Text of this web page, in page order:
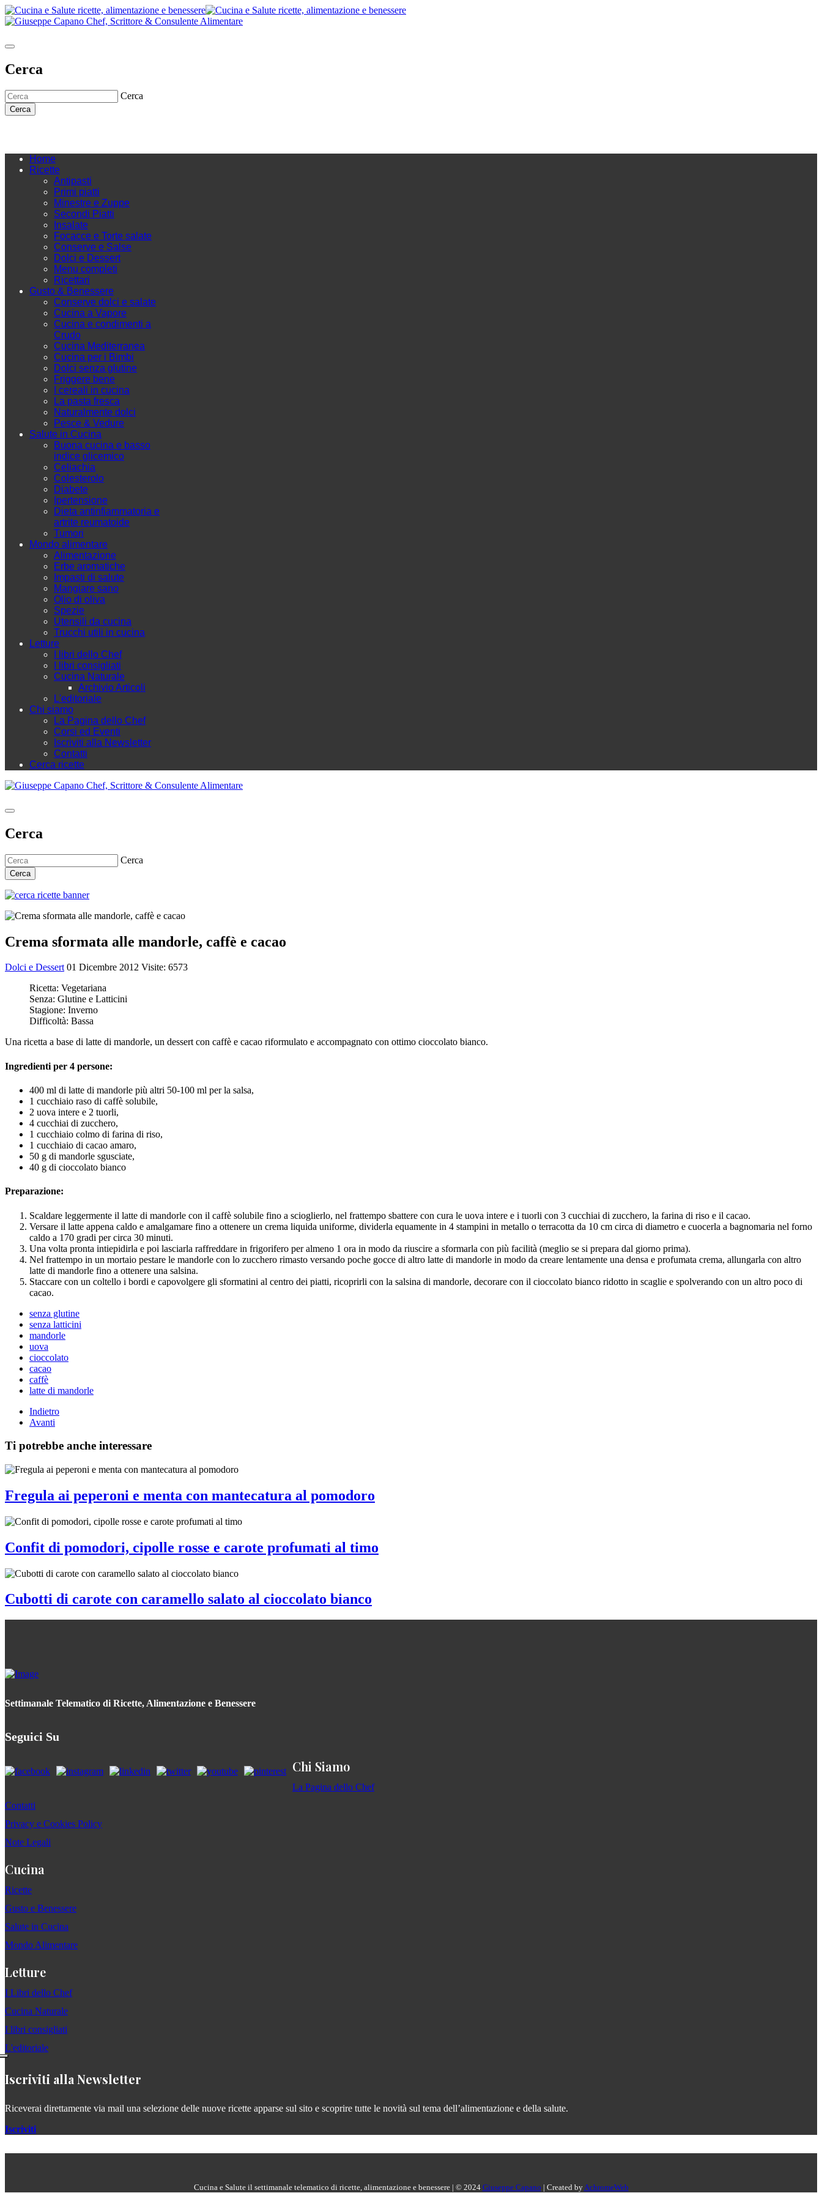
Cerca
Cerca
Cerca
Home
Ricette
Antipasti
Primi piatti
Minestre e Zuppe
Secondi Piatti
Insalate
Focacce e Torte salate
Conserve e Salse
Dolci e Dessert
Menu completi
Ricettari
Gusto & Benessere
Conserve dolci e salate
Cucina a Vapore
Cucina e condimenti a
Crudo
Cucina Mediterranea
Cucina per i Bimbi
Dolci senza glutine
Friggere bene
I cereali in cucina
La pasta fresca
Naturalmente dolci
Pesce & Vedure
Salute in Cucina
Buona cucina e basso
indice glicemico
Celiachia
Colesterolo
Diabete
Ipertensione
Dieta antinfiammatoria e
artrite reumatoide
Tumori
Mondo alimentare
Alimentazione
Erbe aromatiche
Impasti di salute
Mangiare sano
Olio di oliva
Spezie
Utensili da cucina
Trucchi utili in cucina
Letture
I libri dello Chef
I libri consigliati
Cucina Naturale
Archivio Articoli
L'editoriale
Chi siamo
La Pagina dello Chef
Corsi ed Eventi
Iscriviti alla Newsletter
Contatti
Cerca ricette
Cerca
Cerca
Cerca
Crema sformata alle mandorle, caffè e cacao
Dolci e Dessert 01 Dicembre 2012 Visite: 6573
Ricetta: Vegetariana
Senza: Glutine e Latticini
Stagione: Inverno
Difficoltà: Bassa
Una ricetta a base di latte di mandorle, un dessert con caffè e cacao riformulato e accompagnato con ottimo cioccolato bianco.
Ingredienti per 4 persone:
400 ml di latte di mandorle più altri 50-100 ml per la salsa,
1 cucchiaio raso di caffè solubile,
2 uova intere e 2 tuorli,
4 cucchiai di zucchero,
1 cucchiaio colmo di farina di riso,
1 cucchiaio di cacao amaro,
50 g di mandorle sgusciate,
40 g di cioccolato bianco
Preparazione:
Scaldare leggermente il latte di mandorle con il caffè solubile fino a scioglierlo, nel frattempo sbattere con cura le uova intere e i tuorli con 3 cucchiai di zucchero, la farina di riso e il cacao.
Versare il latte appena caldo e amalgamare fino a ottenere un crema liquida uniforme, dividerla equamente in 4 stampini in metallo o terracotta da 10 cm circa di diametro e cuocerla a bagnomaria nel forno
caldo a 170 gradi per circa 30 minuti.
Una volta pronta intiepidirla e poi lasciarla raffreddare in frigorifero per almeno 1 ora in modo da riuscire a sformarla con più facilità (meglio se si prepara dal giorno prima).
Nel frattempo in un mortaio pestare le mandorle con lo zucchero rimasto versando poche gocce di altro latte di mandorle in modo da creare lentamente una densa e profumata crema, allungarla con altro
latte di mandorle fino a ottenere una salsina.
Staccare con un coltello i bordi e capovolgere gli sformatini al centro dei piatti, ricoprirli con la salsina di mandorle, decorare con il cioccolato bianco ridotto in scaglie e spolverando con un altro poco di
cacao.
senza glutine
senza latticini
mandorle
uova
cioccolato
cacao
caffè
latte di mandorle
Indietro
Avanti
Ti potrebbe anche interessare
Fregula ai peperoni e menta con mantecatura al pomodoro
Confit di pomodori, cipolle rosse e carote profumati al timo
Cubotti di carote con caramello salato al cioccolato bianco
Settimanale Telematico di Ricette, Alimentazione e Benessere
Seguici Su
Chi Siamo
La Pagina dello Chef
Contatti
Privacy e Cookies Policy
Note Legali
Cucina
Ricette
Gusto e Benessere
Salute in Cucina
Mondo Alimentare
Letture
I Libri dello Chef
Cucina Naturale
I libri consigliati
L'editoriale
Iscriviti alla Newsletter
Riceverai direttamente via mail una selezione delle nuove ricette apparse sul sito e scoprire tutte le novità sul tema dell’alimentazione e della salute.
Iscriviti
Cucina e Salute il settimanale telematico di ricette, alimentazione e benessere | © 2024 Giuseppe Capano | Created byAchromeWeb